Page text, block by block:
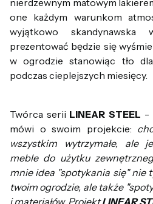
one każdym warunkom
wyjątkowo
prezentować będzie się
w ogrodzie stanowiąc tło
podczas cieplejszych miesięcy.
Twórca serii LINEAR STEEL -
mówi o swoim projekcie:
wszystkim wytrzymałe, ale
meble do użytku
mnie idea "spotykania się" nie
twoim ogrodzie, ale także
i materiałów. ProjektLINEAR